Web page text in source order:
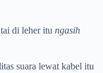
di leher itu ngasih
suara lewat kabel itu